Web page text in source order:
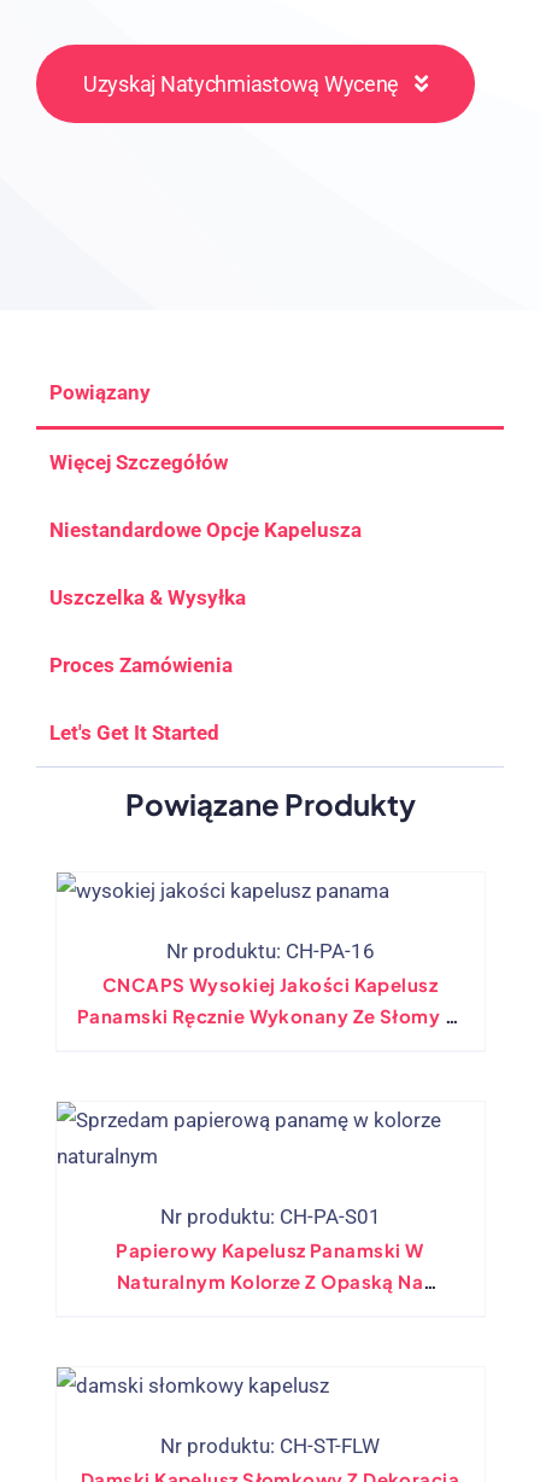
Uzyskaj Natychmiastową Wycenę
Powiązany
Więcej Szczegółów
Niestandardowe Opcje Kapelusza
Uszczelka & Wysyłka
Proces Zamówienia
Let's Get It Started
Powiązane Produkty
Nr produktu: CH-PA-16
CNCAPS Wysokiej Jakości Kapelusz
Panamski Ręcznie Wykonany Ze Słomy W
Nr produktu: CH-PA-S01
Papierowy Kapelusz Panamski W
Naturalnym Kolorze Z Opaską Na
Nr produktu: CH-ST-FLW